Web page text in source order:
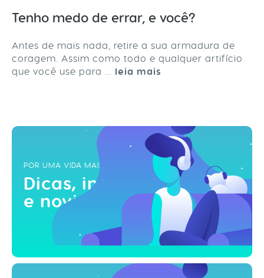
Tenho medo de errar, e você?
Antes de mais nada, retire a sua armadura de
coragem. Assim como todo e qualquer artifício
que você use para ... leia mais
POR UMA VIDA MAIS ZEN
Dicas, inspirações
e novidades!